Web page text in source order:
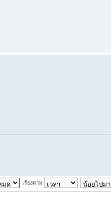
เรียงตาม